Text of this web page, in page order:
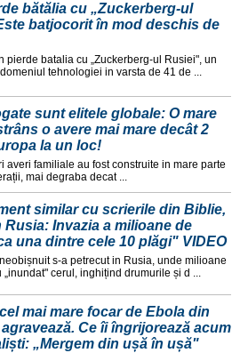
bătălia cu „Zuckerberg-ul
batjocorit în mod deschis de
pierde batalia cu „Zuckerberg-ul Rusiei", un
tehnologiei in varsta de 41 de ...
sunt elitele globale: O mare
o avere mai mare decât 2
la un loc!
averi familiale au fost construite in mare parte
mai degraba decat ...
similar cu scrierile din Biblie,
Invazia a milioane de
una dintre cele 10 plăgi" VIDEO
s-a petrecut in Rusia, unde milioane
„inundat" cerul, inghițind drumurile și d ...
mai mare focar de Ebola din
Ce îi îngrijorează acum
„Mergem din ușă în ușă"